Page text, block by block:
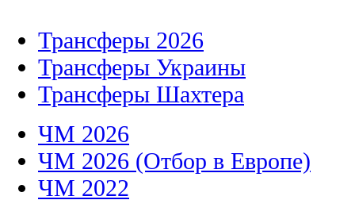
Трансферы 2026
Трансферы Украины
Трансферы Шахтера
ЧМ 2026
ЧМ 2026 (Отбор в Европе)
ЧМ 2022